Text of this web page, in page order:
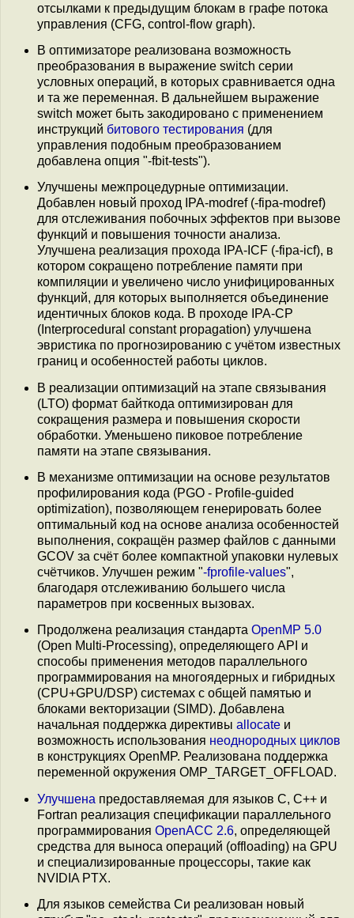
отсылками к предыдущим блокам в графе потока
управления (CFG, control-flow graph).
В оптимизаторе реализована возможность
преобразования в выражение switch серии
условных операций, в которых сравнивается одна
и та же переменная. В дальнейшем выражение
switch может быть закодировано с применением
инструкций битового тестирования (для
управления подобным преобразованием
добавлена опция "-fbit-tests").
Улучшены межпроцедурные оптимизации.
Добавлен новый проход IPA-modref (-fipa-modref)
для отслеживания побочных эффектов при вызове
функций и повышения точности анализа.
Улучшена реализация прохода IPA-ICF (-fipa-icf), в
котором сокращено потребление памяти при
компиляции и увеличено число унифицированных
функций, для которых выполняется объединение
идентичных блоков кода. В проходе IPA-CP
(Interprocedural constant propagation) улучшена
эвристика по прогнозированию с учётом известных
границ и особенностей работы циклов.
В реализации оптимизаций на этапе связывания
(LTO) формат байткода оптимизирован для
сокращения размера и повышения скорости
обработки. Уменьшено пиковое потребление
памяти на этапе связывания.
В механизме оптимизации на основе результатов
профилирования кода (PGO - Profile-guided
optimization), позволяющем генерировать более
оптимальный код на основе анализа особенностей
выполнения, сокращён размер файлов с данными
GCOV за счёт более компактной упаковки нулевых
счётчиков. Улучшен режим "-fprofile-values",
благодаря отслеживанию большего числа
параметров при косвенных вызовах.
Продолжена реализация стандарта OpenMP 5.0
(Open Multi-Processing), определяющего API и
способы применения методов параллельного
программирования на многоядерных и гибридных
(CPU+GPU/DSP) системах с общей памятью и
блоками векторизации (SIMD). Добавлена
начальная поддержка директивы allocate и
возможность использования неоднородных циклов
в конструкциях OpenMP. Реализована поддержка
переменной окружения OMP_TARGET_OFFLOAD.
Улучшена предоставляемая для языков C, C++ и
Fortran реализация спецификации параллельного
программирования OpenACC 2.6, определяющей
средства для выноса операций (offloading) на GPU
и специализированные процессоры, такие как
NVIDIA PTX.
Для языков семейства Си реализован новый